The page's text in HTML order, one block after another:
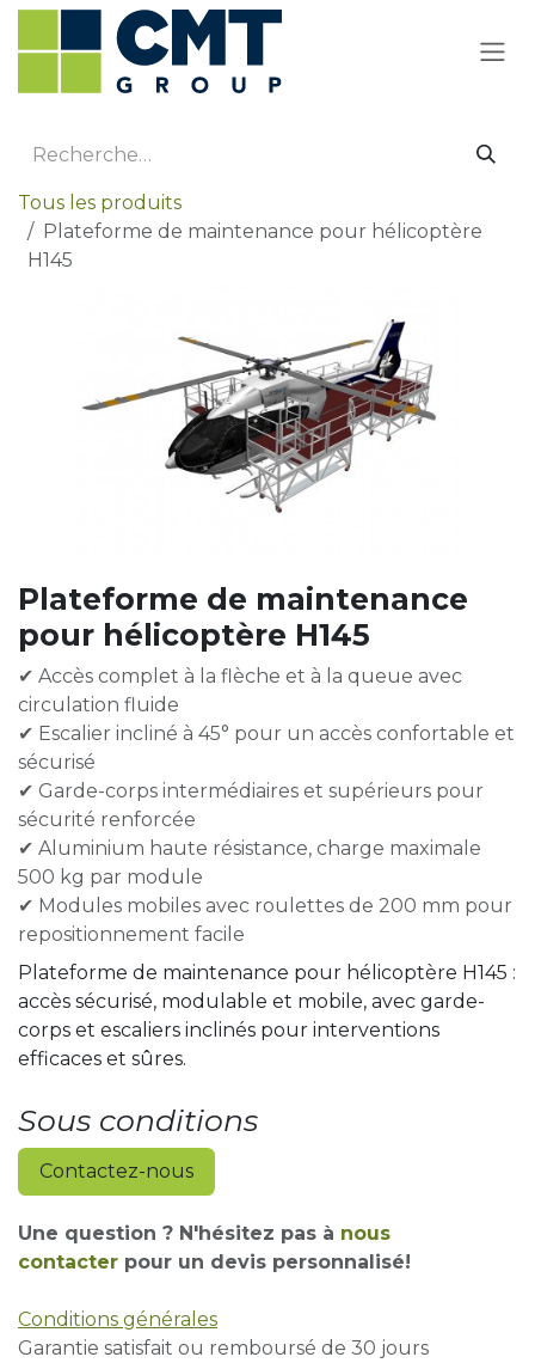
Se rendre au contenu
Tous les produits
Plateforme de maintenance pour hélicoptère
H145
Plateforme de maintenance
pour hélicoptère H145
✔ Accès complet à la flèche et à la queue avec
circulation fluide
✔ Escalier incliné à 45° pour un accès confortable et
sécurisé
✔ Garde-corps intermédiaires et supérieurs pour
sécurité renforcée
✔ Aluminium haute résistance, charge maximale
500 kg par module
✔ Modules mobiles avec roulettes de 200 mm pour
repositionnement facile
Plateforme de maintenance pour hélicoptère H145 :
accès sécurisé, modulable et mobile, avec garde-
corps et escaliers inclinés pour interventions
efficaces et sûres.
Sous conditions
Contactez-nous
Une question ? N'hésitez pas à nous
contacter pour un devis personnalisé!
Conditions générales
Garantie satisfait ou remboursé de 30 jours